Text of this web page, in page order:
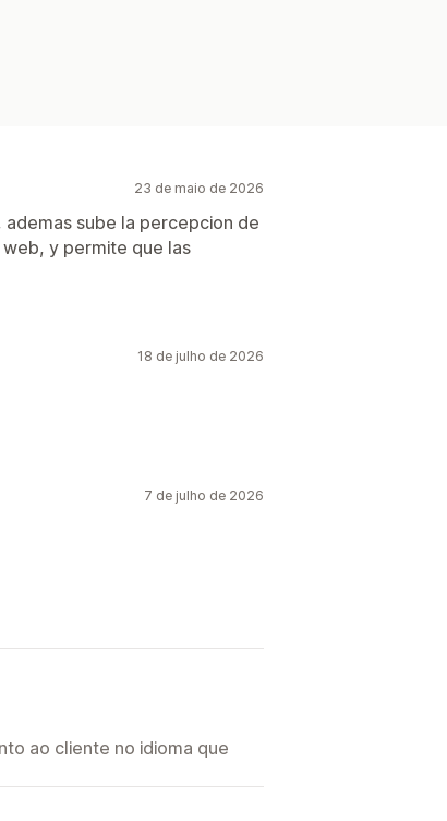
23 de maio de 2026
sube la percepcion de
y permite que las
18 de julho de 2026
7 de julho de 2026
ao cliente no idioma que